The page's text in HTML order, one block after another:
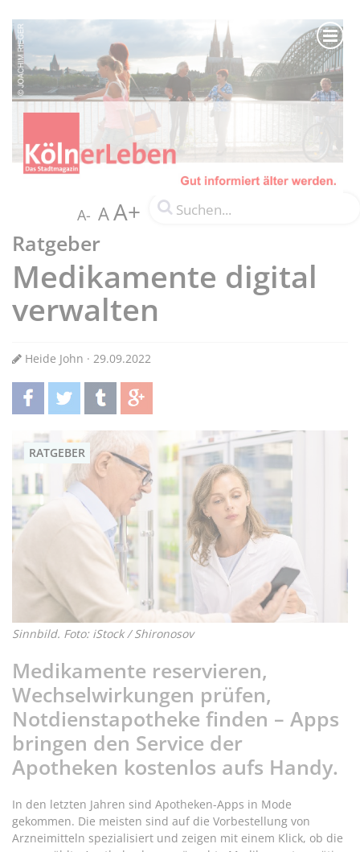
A- AA+
Ratgeber
Medikamente digital
verwalten
Heide John · 29.09.2022
teilentwittern teilen teilen
RATGEBER
Sinnbild. Foto: iStock / Shironosov
Medikamente reservieren,
Wechselwirkungen prüfen,
Notdienstapotheke finden – Apps
bringen den Service der
Apotheken kostenlos aufs Handy.
In den letzten Jahren sind Apotheken-Apps in Mode
gekommen. Die meisten sind auf die Vorbestellung von
Arzneimitteln spezialisiert und zeigen mit einem Klick, ob die